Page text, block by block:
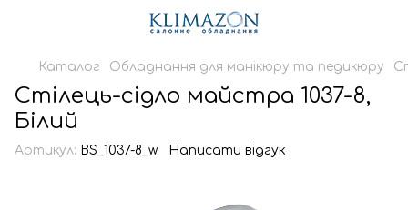
Каталог Обладнання для манікюру та педикюру
Стілець-сідло майстра 1037-8,
Білий
Артикул: BS_1037-8_w Написати відгук